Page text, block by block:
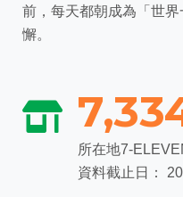
前，每天都朝成為「世
懈。
所在地7-
資料截止日：